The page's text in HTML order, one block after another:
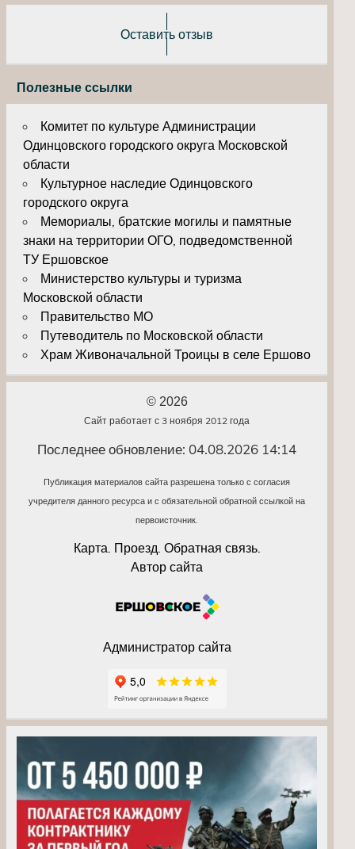
Оставить отзыв
Полезные ссылки
Комитет по культуре Администрации
Одинцовского городского округа Московской
области
Культурное наследие Одинцовского
городского округа
Мемориалы, братские могилы и памятные
знаки на территории ОГО, подведомственной
ТУ Ершовское
Министерство культуры и туризма
Московской области
Правительство МО
Путеводитель по Московской области
Храм Живоначальной Троицы в селе Ершово
© 2026
Сайт работает с 3 ноября 2012 года
Последнее обновление: 04.08.2026 14:14
Публикация материалов сайта разрешена только с согласия
учредителя данного ресурса и с обязательной обратной ссылкой на
первоисточник.
Карта. Проезд. Обратная связь.
Автор сайта
Администратор сайта